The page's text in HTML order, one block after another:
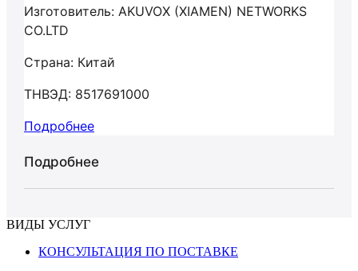
Изготовитель: AKUVOX (XIAMEN) NETWORKS
CO.LTD
Страна: Китай
ТНВЭД: 8517691000
Подробнее
Подробнее
ВИДЫ УСЛУГ
КОНСУЛЬТАЦИЯ ПО ПОСТАВКЕ